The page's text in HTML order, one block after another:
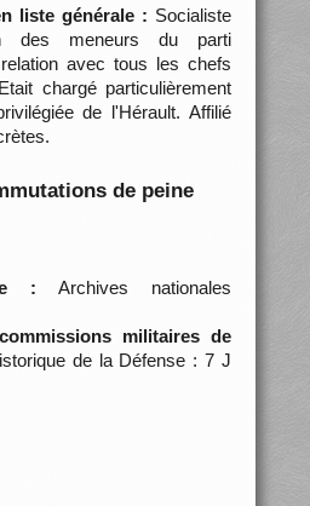
liste générale : Socialiste
des meneurs du parti
avec tous les chefs
chargé particulièrement
de l'Hérault. Affilié
de peine
: Archives nationales
militaires de
de la Défense : 7 J